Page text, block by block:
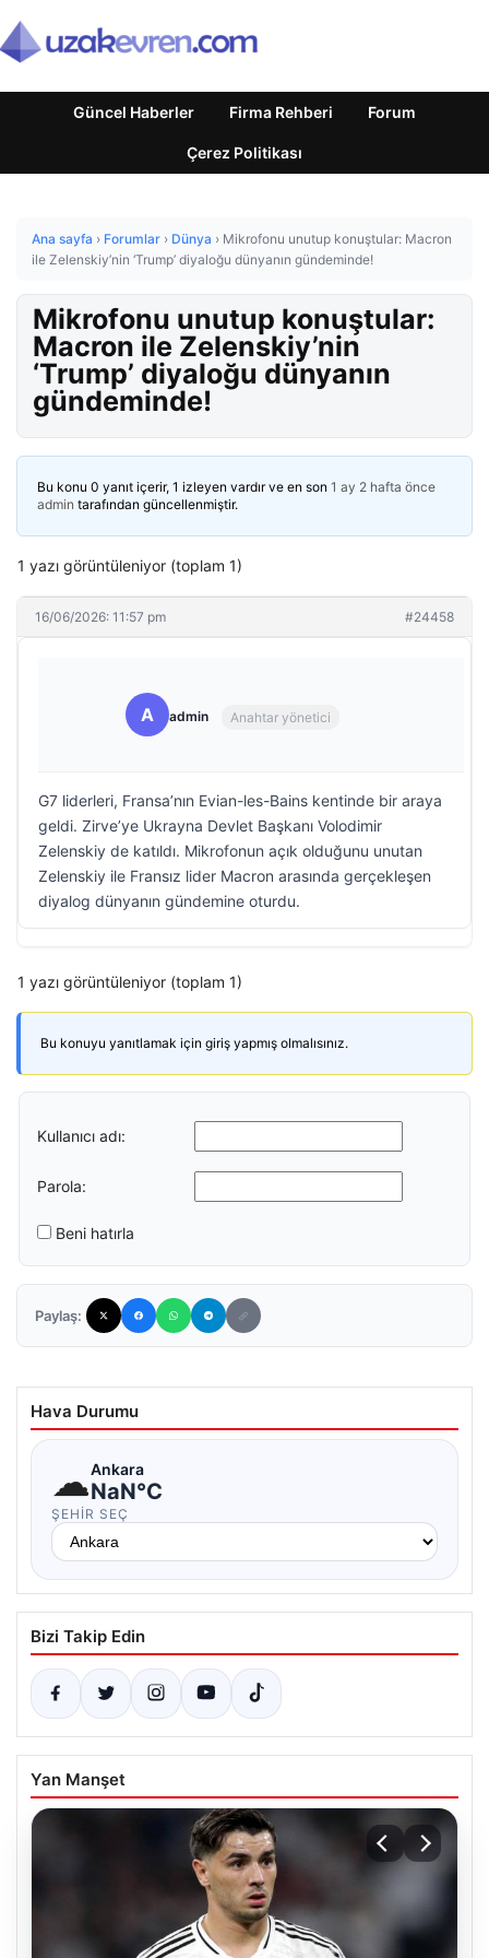
Güncel Haberler Firma Rehberi Forum
Çerez Politikası
Ana sayfa › Forumlar › Dünya › Mikrofonu unutup konuştular: Macron
ile Zelenskiy’nin ‘Trump’ diyaloğu dünyanın gündeminde!
Mikrofonu unutup konuştular:
Macron ile Zelenskiy’nin
‘Trump’ diyaloğu dünyanın
gündeminde!
Bu konu 0 yanıt içerir, 1 izleyen vardır ve en son 1 ay 2 hafta önce
admin tarafından güncellenmiştir.
1 yazı görüntüleniyor (toplam 1)
16/06/2026: 11:57 pm #24458
A admin Anahtar yönetici
G7 liderleri, Fransa’nın Evian-les-Bains kentinde bir araya
geldi. Zirve’ye Ukrayna Devlet Başkanı Volodimir
Zelenskiy de katıldı. Mikrofonun açık olduğunu unutan
Zelenskiy ile Fransız lider Macron arasında gerçekleşen
diyalog dünyanın gündemine oturdu.
1 yazı görüntüleniyor (toplam 1)
Bu konuyu yanıtlamak için giriş yapmış olmalısınız.
Kullanıcı adı:
Parola:
Beni hatırla
Paylaş:
Hava Durumu
☁Ankara
NaN°C
ŞEHIR SEÇ
Bizi Takip Edin
Yan Manşet